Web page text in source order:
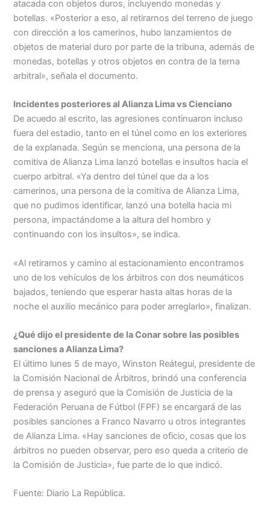
atacada con objetos duros, incluyendo monedas y
botellas. «Posterior a eso, al retirarnos del terreno de juego
con dirección a los camerinos, hubo lanzamientos de
objetos de material duro por parte de la tribuna, además de
monedas, botellas y otros objetos en contra de la terna
arbitral», señala el documento.
Incidentes posteriores al Alianza Lima vs Cienciano
De acuedo al escrito, las agresiones continuaron incluso
fuera del estadio, tanto en el túnel como en los exteriores
de la explanada. Según se menciona, una persona de la
comitiva de Alianza Lima lanzó botellas e insultos hacia el
cuerpo arbitral. «Ya dentro del túnel que da a los
camerinos, una persona de la comitiva de Alianza Lima,
que no pudimos identificar, lanzó una botella hacia mi
persona, impactándome a la altura del hombro y
continuando con los insultos», se indica.
«Al retirarnos y camino al estacionamiento encontramos
uno de los vehículos de los árbitros con dos neumáticos
bajados, teniendo que esperar hasta altas horas de la
noche el auxilio mecánico para poder arreglarlo», finalizan.
¿Qué dijo el presidente de la Conar sobre las posibles
sanciones a Alianza Lima?
El último lunes 5 de mayo, Winston Reátegui, presidente de
la Comisión Nacional de Árbitros, brindó una conferencia
de prensa y aseguró que la Comisión de Justicia de la
Federación Peruana de Fútbol (FPF) se encargará de las
posibles sanciones a Franco Navarro u otros integrantes
de Alianza Lima. «Hay sanciones de oficio, cosas que los
árbitros no pueden observar, pero eso queda a criterio de
la Comisión de Justicia», fue parte de lo que indicó.
Fuente: Diario La República.